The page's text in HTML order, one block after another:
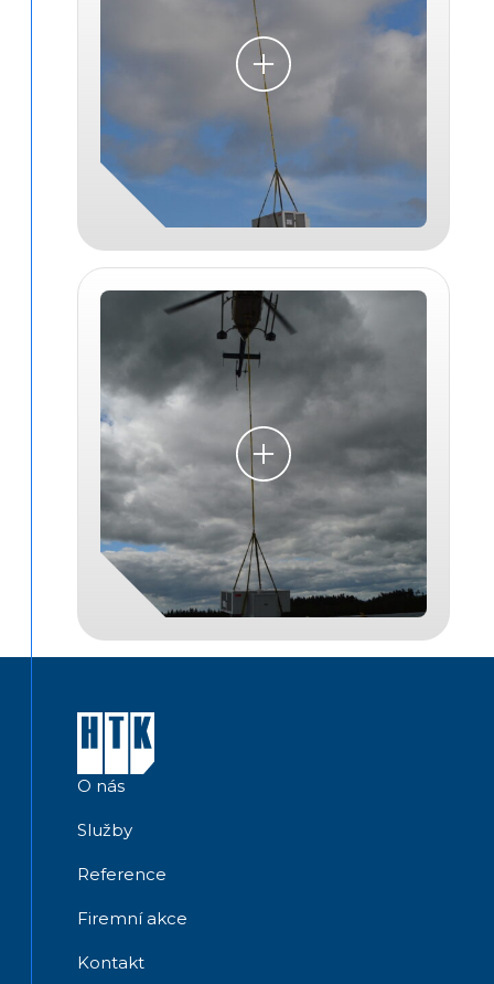
O nás
Služby
Reference
Firemní akce
Kontakt